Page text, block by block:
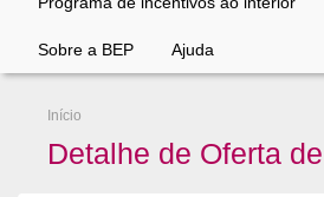
Sobre a BEP Ajuda
Início
Detalhe de Oferta